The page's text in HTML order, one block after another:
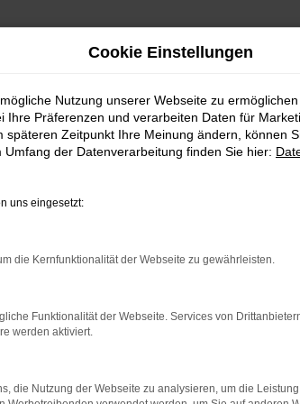
Cookie Einstellungen
Nutzung unserer Webseite zu
Ihre Präferenzen und verarbeiten Daten für
späteren Zeitpunkt Ihre Meinung ändern, können
der Datenverarbeitung finden Sie hier:
uns eingesetzt:
die Kernfunktionalität der Webseite zu gewährleisten.
Funktionalität der Webseite. Services von
werden aktiviert.
die Nutzung der Webseite zu analysieren, um die